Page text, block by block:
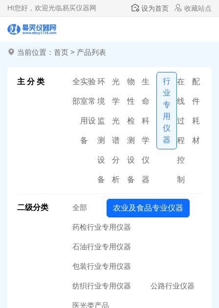
HI您好，欢迎光临易买仪器网 设为首页 收藏站点
当前位置： 首页 > 产品列表
主 分 类 全
部
实验
室常
用设
备
环
境
监
测
设
备
光
学
光
谱
分
析
物
性
检
测
设
备
生
命
科
学
仪
器
行
业
专
用
仪
器
在
线
过
程
控
制
配
件
耗
材
二级分类 全部 农业及食品专业仪器
药检行业专用仪器
石油行业专用仪器
包装行业专用仪器
纺织行业专用仪器 公路行业仪器
医光类产品